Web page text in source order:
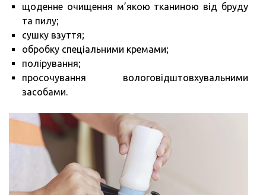
щоденне очищення м’якою тканиною від бруду
та пилу;
сушку взуття;
обробку спеціальними кремами;
полірування;
просочування вологовідштовхувальними
засобами.